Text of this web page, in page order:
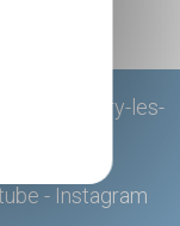
Fleury-les-
- Instagram